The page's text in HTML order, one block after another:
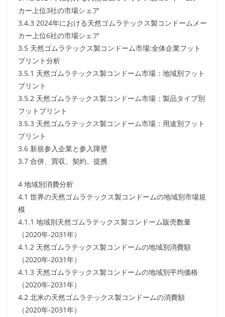
カー上位3社の市場シェア
3.4.3 2024年における天然ゴムラテックス製コンドームメー
カー上位6社の市場シェア
3.5 天然ゴムラテックス製コンドーム市場:全体企業フット
プリント分析
3.5.1 天然ゴムラテックス製コンドーム市場：地域別フット
プリント
3.5.2 天然ゴムラテックス製コンドーム市場：製品タイプ別
フットプリント
3.5.3 天然ゴムラテックス製コンドーム市場：用途別フット
プリント
3.6 新規参入企業と参入障壁
3.7 合併、買収、契約、提携
4 地域別消費分析
4.1 世界の天然ゴムラテックス製コンドームの地域別市場規
模
4.1.1 地域別天然ゴムラテックス製コンドーム販売数量
（2020年-2031年）
4.1.2 天然ゴムラテックス製コンドームの地域別消費額
（2020年-2031年）
4.1.3 天然ゴムラテックス製コンドームの地域別平均価格
（2020年-2031年）
4.2 北米の天然ゴムラテックス製コンドームの消費額
（2020年-2031年）